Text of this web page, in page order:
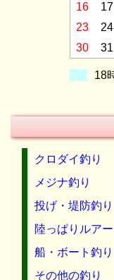
16
17
23
24
30
31
18
クロダイ釣り
メジナ釣り
投げ・堤防釣り
陸っぱりルアー
船・ボート釣り
その他の釣り